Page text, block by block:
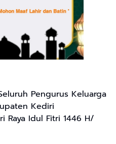
Pengurus Keluarga
Kediri
Raya Idul Fitri 1446 H/